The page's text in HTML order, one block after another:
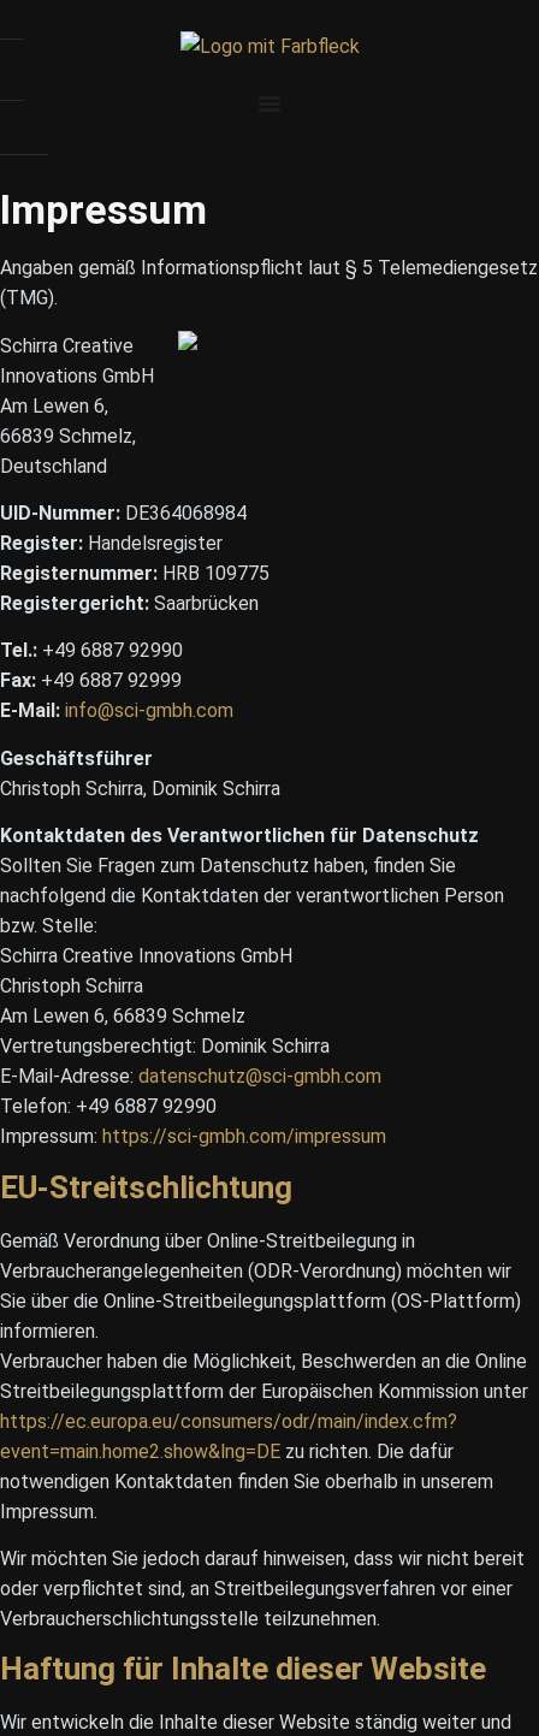
Impressum
Angaben gemäß Informationspflicht laut § 5 Telemediengesetz
(TMG).
Schirra Creative
Innovations GmbH
Am Lewen 6,
66839 Schmelz,
Deutschland
UID-Nummer: DE364068984
Register: Handelsregister
Registernummer: HRB 109775
Registergericht: Saarbrücken
Tel.: +49 6887 92990
Fax: +49 6887 92999
E-Mail: info@sci-gmbh.com
Geschäftsführer
Christoph Schirra, Dominik Schirra
Kontaktdaten des Verantwortlichen für Datenschutz
Sollten Sie Fragen zum Datenschutz haben, finden Sie
nachfolgend die Kontaktdaten der verantwortlichen Person
bzw. Stelle:
Schirra Creative Innovations GmbH
Christoph Schirra
Am Lewen 6, 66839 Schmelz
Vertretungsberechtigt: Dominik Schirra
E-Mail-Adresse: datenschutz@sci-gmbh.com
Telefon: +49 6887 92990
Impressum: https://sci-gmbh.com/impressum
EU-Streitschlichtung
Gemäß Verordnung über Online-Streitbeilegung in
Verbraucherangelegenheiten (ODR-Verordnung) möchten wir
Sie über die Online-Streitbeilegungsplattform (OS-Plattform)
informieren.
Verbraucher haben die Möglichkeit, Beschwerden an die Online
Streitbeilegungsplattform der Europäischen Kommission unter
https://ec.europa.eu/consumers/odr/main/index.cfm?
event=main.home2.show&lng=DE zu richten. Die dafür
notwendigen Kontaktdaten finden Sie oberhalb in unserem
Impressum.
Wir möchten Sie jedoch darauf hinweisen, dass wir nicht bereit
oder verpflichtet sind, an Streitbeilegungsverfahren vor einer
Verbraucherschlichtungsstelle teilzunehmen.
Haftung für Inhalte dieser Website
Wir entwickeln die Inhalte dieser Website ständig weiter und